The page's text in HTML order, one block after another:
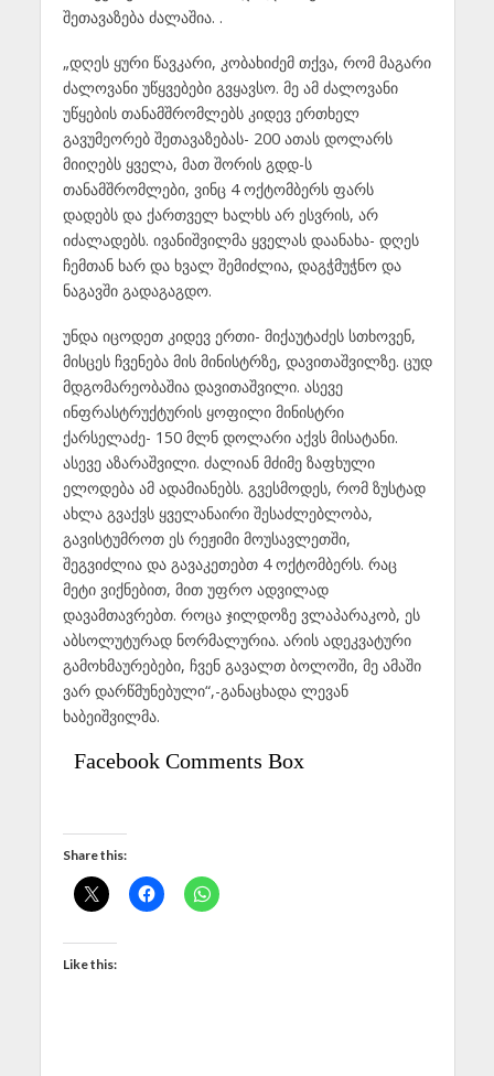
შეთავაზება ძალაშია. .
„დღეს ყური წავკარი, კობახიძემ თქვა, რომ მაგარი
ძალოვანი უწყვებები გვყავსო. მე ამ ძალოვანი
უწყების თანამშრომლებს კიდევ ერთხელ
გავუმეორებ შეთავაზებას- 200 ათას დოლარს
მიიღებს ყველა, მათ შორის გდდ-ს
თანამშრომლები, ვინც 4 ოქტომბერს ფარს
დადებს და ქართველ ხალხს არ ესვრის, არ
იძალადებს. ივანიშვილმა ყველას დაანახა- დღეს
ჩემთან ხარ და ხვალ შემიძლია, დაგჭმუჭნო და
ნაგავში გადაგაგდო.
უნდა იცოდეთ კიდევ ერთი- მიქაუტაძეს სთხოვენ,
მისცეს ჩვენება მის მინისტრზე, დავითაშვილზე. ცუდ
მდგომარეობაშია დავითაშვილი. ასევე
ინფრასტრუქტურის ყოფილი მინისტრი
ქარსელაძე- 150 მლნ დოლარი აქვს მისატანი.
ასევე აზარაშვილი. ძალიან მძიმე ზაფხული
ელოდება ამ ადამიანებს. გვესმოდეს, რომ ზუსტად
ახლა გვაქვს ყველანაირი შესაძლებლობა,
გავისტუმროთ ეს რეჟიმი მოუსავლეთში,
შეგვიძლია და გავაკეთებთ 4 ოქტომბერს. რაც
მეტი ვიქნებით, მით უფრო ადვილად
დავამთავრებთ. როცა ჯილდოზე ვლაპარაკობ, ეს
აბსოლუტურად ნორმალურია. არის ადეკვატური
გამოხმაურებები, ჩვენ გავალთ ბოლოში, მე ამაში
ვარ დარწმუნებული“,-განაცხადა ლევან
ხაბეიშვილმა.
Facebook Comments Box
Share this:
Like this: